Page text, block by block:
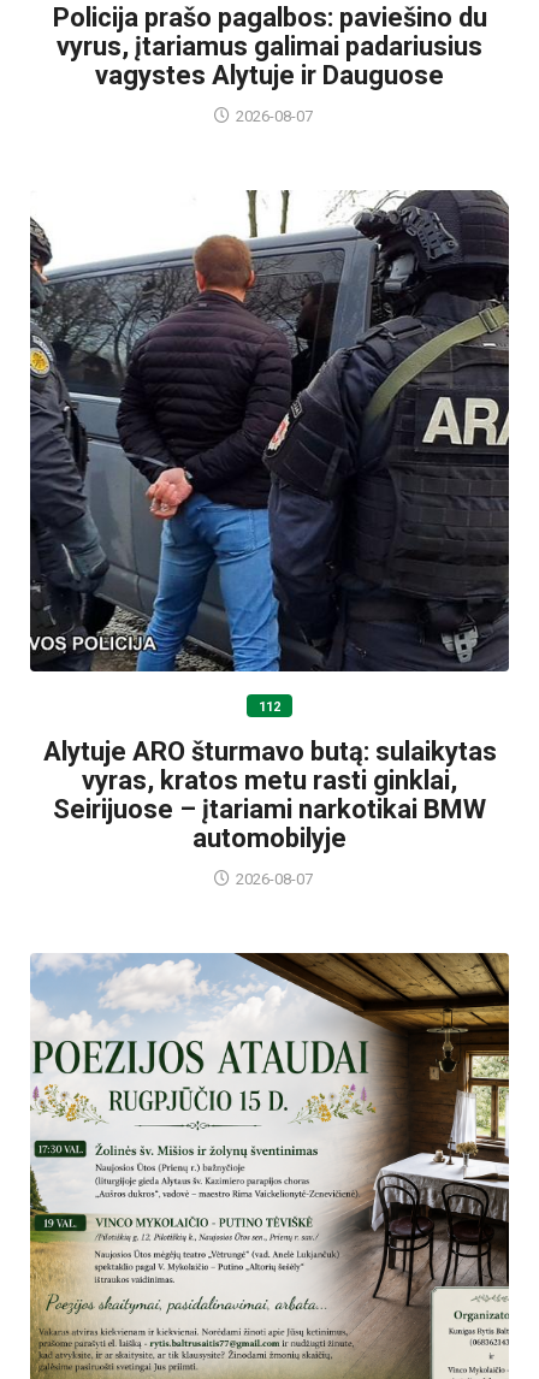
Policija prašo pagalbos: paviešino du
vyrus, įtariamus galimai padariusius
vagystes Alytuje ir Dauguose
2026-08-07
112
Alytuje ARO šturmavo butą: sulaikytas
vyras, kratos metu rasti ginklai,
Seirijuose – įtariami narkotikai BMW
automobilyje
2026-08-07